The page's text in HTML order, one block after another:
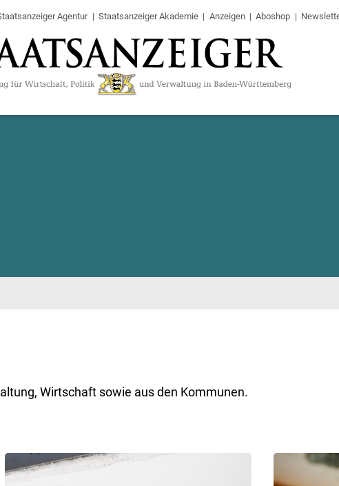
Agentur Staatsanzeiger Akademie Anzeigen Aboshop
Wirtschaft sowie aus den Kommunen.